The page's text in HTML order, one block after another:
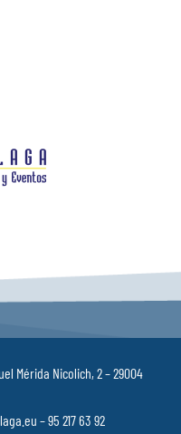
Mérida Nicolich, 2 – 29004
– 95 217 63 92